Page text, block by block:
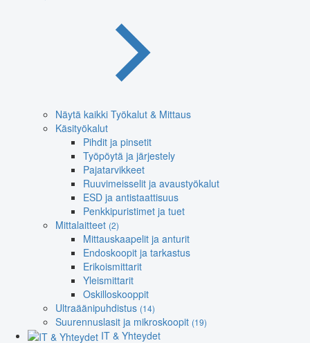
Näytä kaikki Työkalut & Mittaus
Käsityökalut
Pihdit ja pinsetit
Työpöytä ja järjestely
Pajatarvikkeet
Ruuvimeisselit ja avaustyökalut
ESD ja antistaattisuus
Penkkipuristimet ja tuet
Mittalaitteet (2)
Mittauskaapelit ja anturit
Endoskoopit ja tarkastus
Erikoismittarit
Yleismittarit
Oskilloskooppit
Ultraäänipuhdistus (14)
Suurennuslasit ja mikroskoopit (19)
IT & Yhteydet